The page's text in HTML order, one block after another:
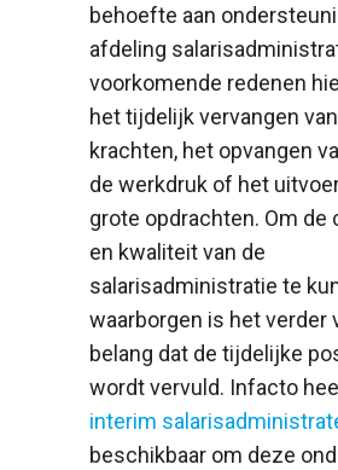
behoefte aan
afdeling
voorkomende redenen
het tijdelijk vervangen
krachten, het opvangen
de werkdruk of het
grote opdrachten. Om
en kwaliteit van de
salarisadministratie te
waarborgen is het verder
belang dat de tijdelijke
wordt vervuld. Infacto
interim
beschikbaar om deze